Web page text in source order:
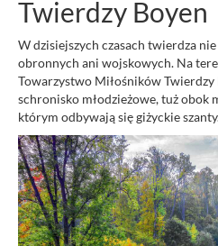
Twierdzy Boyen
W dzisiejszych czasach twierdza
obronnych ani wojskowych. Na
Towarzystwo Miłośników
schronisko młodzieżowe, tuż obok
którym odbywają się giżyckie